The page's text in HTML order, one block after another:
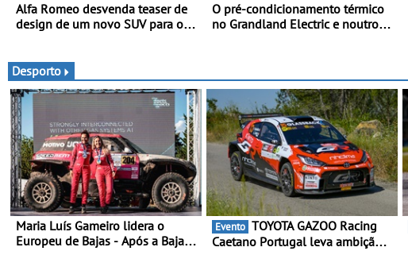
Alfa Romeo desvenda teaser de
design de um novo SUV para o
de 2027
O pré-condicionamento térmico
no Grandland Electric e noutros
Desporto
Maria Luís Gameiro lidera o
Europeu de Bajas - Após a Baja
Evento
Caetano Portugal leva ambição